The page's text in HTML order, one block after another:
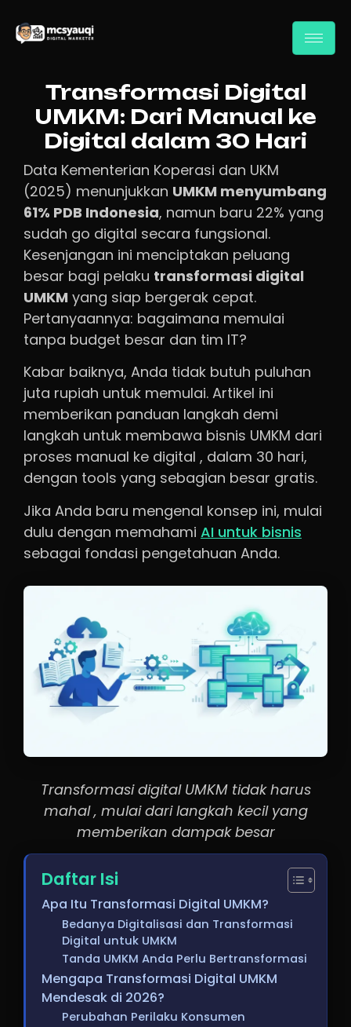
Transformasi Digital
UMKM: Dari Manual ke
Digital dalam 30 Hari
Data Kementerian Koperasi dan UKM
(2025) menunjukkan UMKM menyumbang
61% PDB Indonesia, namun baru 22% yang
sudah go digital secara fungsional.
Kesenjangan ini menciptakan peluang
besar bagi pelaku transformasi digital
UMKM yang siap bergerak cepat.
Pertanyaannya: bagaimana memulai
tanpa budget besar dan tim IT?
Kabar baiknya, Anda tidak butuh puluhan
juta rupiah untuk memulai. Artikel ini
memberikan panduan langkah demi
langkah untuk membawa bisnis UMKM dari
proses manual ke digital , dalam 30 hari,
dengan tools yang sebagian besar gratis.
Jika Anda baru mengenal konsep ini, mulai
dulu dengan memahami AI untuk bisnis
sebagai fondasi pengetahuan Anda.
Transformasi digital UMKM tidak harus
mahal , mulai dari langkah kecil yang
memberikan dampak besar
Daftar Isi
Apa Itu Transformasi Digital UMKM?
Bedanya Digitalisasi dan Transformasi
Digital untuk UMKM
Tanda UMKM Anda Perlu Bertransformasi
Mengapa Transformasi Digital UMKM
Mendesak di 2026?
Perubahan Perilaku Konsumen